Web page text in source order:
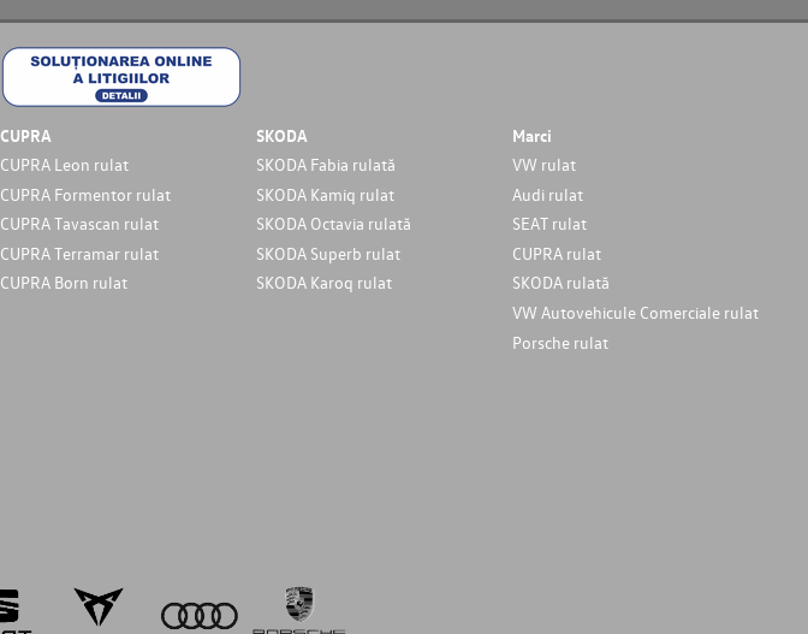
CUPRA
CUPRA Leon rulat
CUPRA Formentor rulat
CUPRA Tavascan rulat
CUPRA Terramar rulat
CUPRA Born rulat
SKODA
SKODA Fabia rulată
SKODA Kamiq rulat
SKODA Octavia rulată
SKODA Superb rulat
SKODA Karoq rulat
Marci
VW rulat
Audi rulat
SEAT rulat
CUPRA rulat
SKODA rulată
VW Autovehicule Comerciale rulat
Porsche rulat